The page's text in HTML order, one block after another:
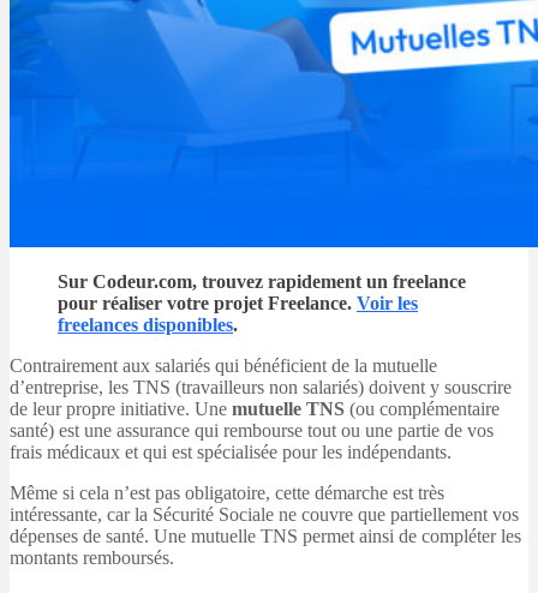
Sur Codeur.com, trouvez rapidement un freelance
pour réaliser votre projet Freelance. Voir les
freelances disponibles.
Contrairement aux salariés qui bénéficient de la mutuelle
d’entreprise, les TNS (travailleurs non salariés) doivent y souscrire
de leur propre initiative. Une mutuelle TNS (ou complémentaire
santé) est une assurance qui rembourse tout ou une partie de vos
frais médicaux et qui est spécialisée pour les indépendants.
Même si cela n’est pas obligatoire, cette démarche est très
intéressante, car la Sécurité Sociale ne couvre que partiellement vos
dépenses de santé. Une mutuelle TNS permet ainsi de compléter les
montants remboursés.